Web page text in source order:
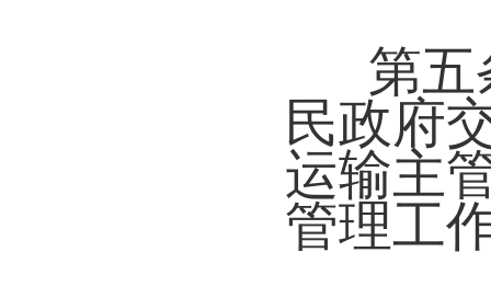
第
民政府
运输主
管理工